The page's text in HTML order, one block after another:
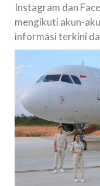
Instagram dan
mengikuti akun-
informasi terkini